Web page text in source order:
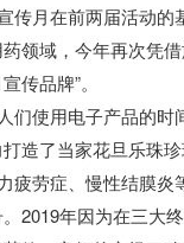
传月在前两届活动
领域，今年再次凭
传品牌”。
们使用电子产品的
造了当家花旦乐珠珍
疲劳症、慢性结膜
2019年因为在三大